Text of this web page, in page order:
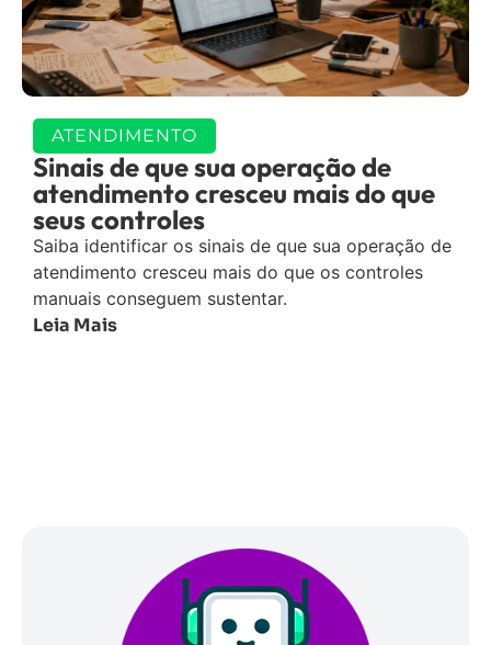
ATENDIMENTO
Sinais de que sua operação de
atendimento cresceu mais do que
seus controles
Saiba identificar os sinais de que sua operação de
atendimento cresceu mais do que os controles
manuais conseguem sustentar.
Leia Mais